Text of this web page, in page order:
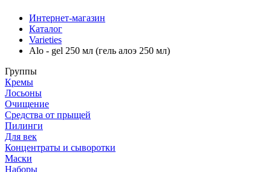
Интернет-магазин
Каталог
Varieties
Alo - gel 250 мл (гель алоэ 250 мл)
Группы
Кремы
Лосьоны
Очищение
Средства от прыщей
Пилинги
Для век
Концентраты и сыворотки
Маски
Наборы